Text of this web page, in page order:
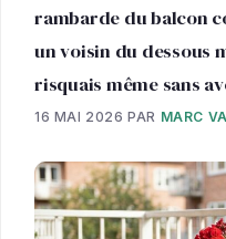
rambarde du balcon
un voisin du dessous
risquais même sans
16 MAI 2026 PAR MARC